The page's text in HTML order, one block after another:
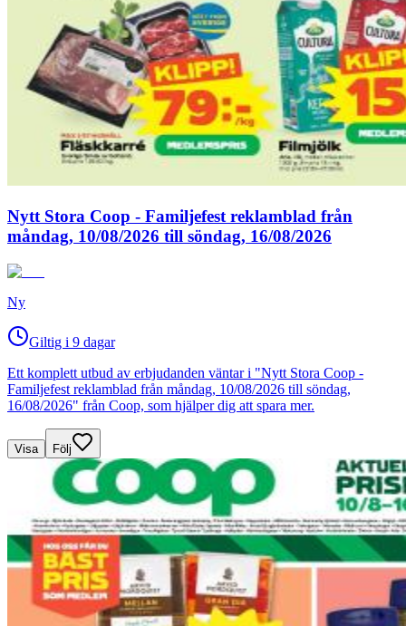
Nytt Stora Coop - Familjefest reklamblad från
måndag, 10/08/2026 till söndag, 16/08/2026
Ny
Giltig i 9 dagar
Ett komplett utbud av erbjudanden väntar i "Nytt Stora Coop -
Familjefest reklamblad från måndag, 10/08/2026 till söndag,
16/08/2026" från Coop, som hjälper dig att spara mer.
Visa Följ